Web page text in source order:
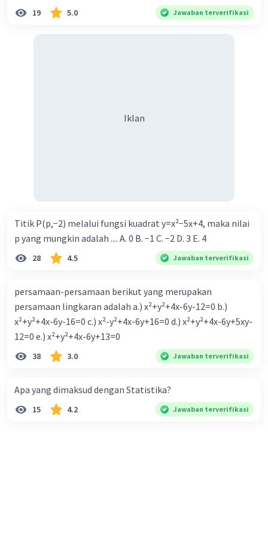
19 5.0 Jawaban terverifikasi
Iklan
Titik P(p,−2) melalui fungsi kuadrat y=x²−5x+4, maka nilai
p yang mungkin adalah .... A. 0 B. −1 C. −2 D. 3 E. 4
28 4.5 Jawaban terverifikasi
persamaan-persamaan berikut yang merupakan
persamaan lingkaran adalah a.) x²+y²+4x-6y-12=0 b.)
x²+y²+4x-6y-16=0 c.) x²-y²+4x-6y+16=0 d.) x²+y²+4x-6y+5xy-
12=0 e.) x²+y²+4x-6y+13=0
38 3.0 Jawaban terverifikasi
Apa yang dimaksud dengan Statistika?
15 4.2 Jawaban terverifikasi